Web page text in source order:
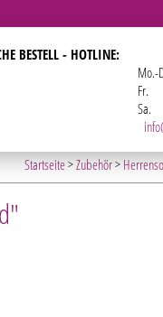
BESTELL - HOTLINE:
Mo.-
Fr.
Sa.
Startseite>Zubehör>